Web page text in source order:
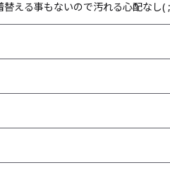
える事もないので汚れる心配なし